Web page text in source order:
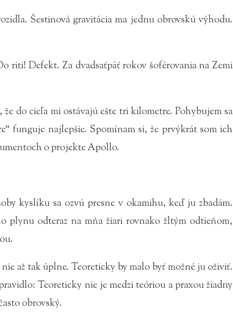
Šestinová gravitácia ma jednu obrovskú výhodu.
riti! Defekt. Za dvadsaťpäť rokov šoférovania na Zemi
do cieľa mi ostávajú ešte tri kilometre. Pohybujem sa
funguje najlepšie. Spomínam si, že prvýkrát som ich
o projekte Apollo.
kyslíku sa ozvú presne v okamihu, keď ju zbadám.
plynu odteraz na mňa žiari rovnako žltým odtieňom,
nie až tak úplne. Teoreticky by malo byť možné ju oživiť.
Teoreticky nie je medzi teóriou a praxou žiadny
obrovský.